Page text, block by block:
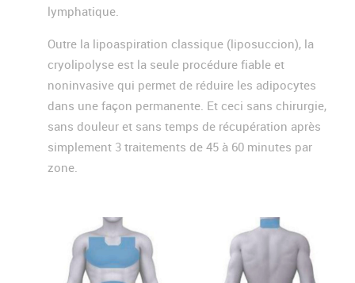
lymphatique.
Outre la lipoaspiration classique (liposuccion), la
cryolipolyse est la seule procédure fiable et
noninvasive qui permet de réduire les adipocytes
dans une façon permanente. Et ceci sans chirurgie,
sans douleur et sans temps de récupération après
simplement 3 traitements de 45 à 60 minutes par
zone.